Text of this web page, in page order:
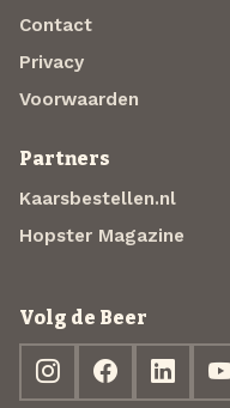
Contact
Privacy
Voorwaarden
Partners
Kaarsbestellen.nl
Hopster Magazine
Volg de Beer